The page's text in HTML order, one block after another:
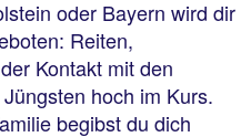
oder Bayern wird dir
Reiten,
Kontakt mit den
hoch im Kurs.
begibst du dich